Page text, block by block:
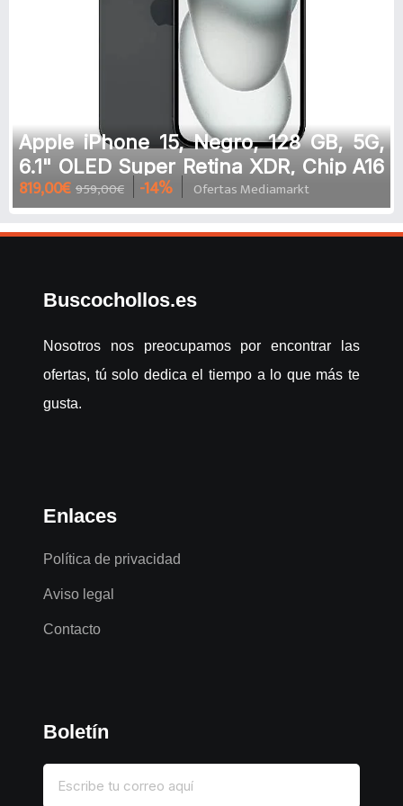
Apple iPhone 15, Negro, 128 GB, 5G,
6.1" OLED Super Retina XDR, Chip A16
Bionic, iOS
819,00€ 959,00€ -14% Ofertas Mediamarkt
Buscochollos.es
Nosotros nos preocupamos por encontrar las
ofertas, tú solo dedica el tiempo a lo que más te
gusta.
Enlaces
Política de privacidad
Aviso legal
Contacto
Boletín